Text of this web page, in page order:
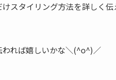
スタイリング方法を詳しく
われば嬉しいかな＼(^o^)／